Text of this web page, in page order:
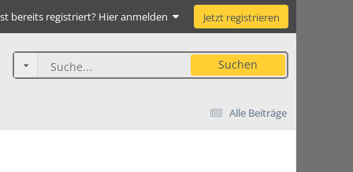
bereits registriert? Hier anmelden Jetzt registrieren
Suchen
Alle Beiträge